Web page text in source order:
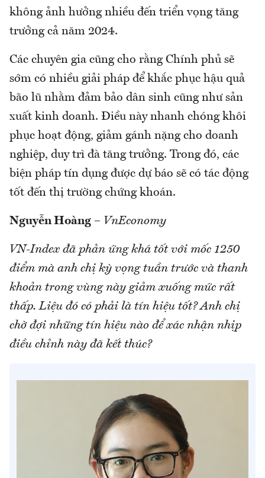
không ảnh hưởng nhiều đến triển vọng tăng
trưởng cả năm 2024.
Các chuyên gia cũng cho rằng Chính phủ sẽ
sớm có nhiều giải pháp để khắc phục hậu quả
bão lũ nhằm đảm bảo dân sinh cũng như sản
xuất kinh doanh. Điều này nhanh chóng khôi
phục hoạt động, giảm gánh nặng cho doanh
nghiệp, duy trì đà tăng trưởng. Trong đó, các
biện pháp tín dụng được dự báo sẽ có tác động
tốt đến thị trường chứng khoán.
Nguyễn Hoàng – VnEconomy
VN-Index đã phản ứng khá tốt với mốc 1250
điểm mà anh chị kỳ vọng tuần trước và thanh
khoản trong vùng này giảm xuống mức rất
thấp. Liệu đó có phải là tín hiệu tốt? Anh chị
chờ đợi những tín hiệu nào để xác nhận nhịp
điều chỉnh này đã kết thúc?